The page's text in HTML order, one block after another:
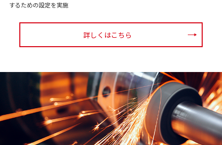
するための設定を実施
詳しくはこちら